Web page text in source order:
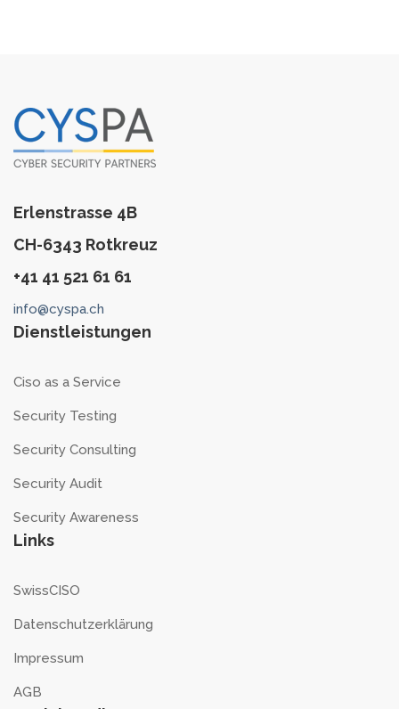
Erlenstrasse 4B
CH-6343 Rotkreuz
+41 41 521 61 61
info@cyspa.ch
Dienstleistungen
Ciso as a Service
Security Testing
Security Consulting
Security Audit
Security Awareness
Links
SwissCISO
Datenschutzerklärung
Impressum
AGB